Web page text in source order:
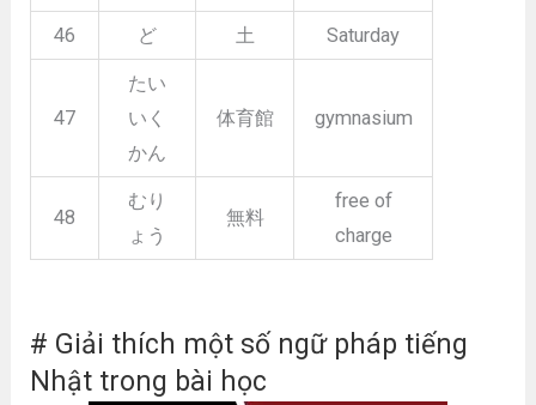
46 ど 土 Saturday
47
たい
いく
かん
体育館 gymnasium
48
むり
ょう
無料
free of
charge
# Giải thích một số ngữ pháp tiếng
Nhật trong bài học